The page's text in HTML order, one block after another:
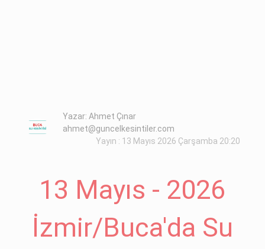
Yazar: Ahmet Çınar
ahmet@guncelkesintiler.com
Yayın : 13 Mayıs 2026 Çarşamba 20:20
13 Mayıs - 2026
İzmir/Buca'da Su